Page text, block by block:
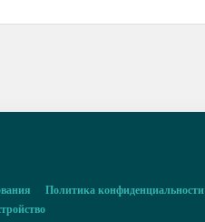
Политика конфиденциальности